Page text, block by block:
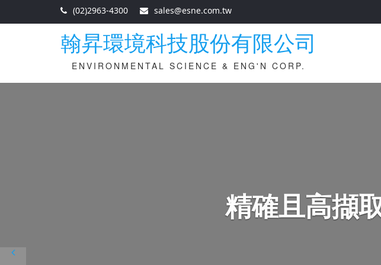
(02)2963-4300 sales@esne.com.tw
翰昇環境科技股份有限公司
ENVIRONMENTAL SCIENCE & ENG'N CORP.
精確且高擷
Previous